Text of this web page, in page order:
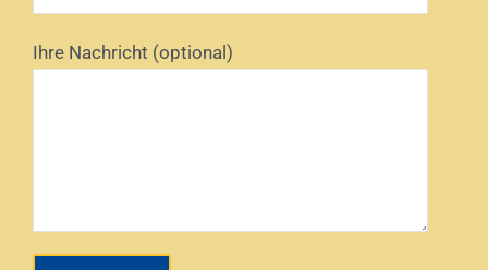
Ihre Nachricht (optional)